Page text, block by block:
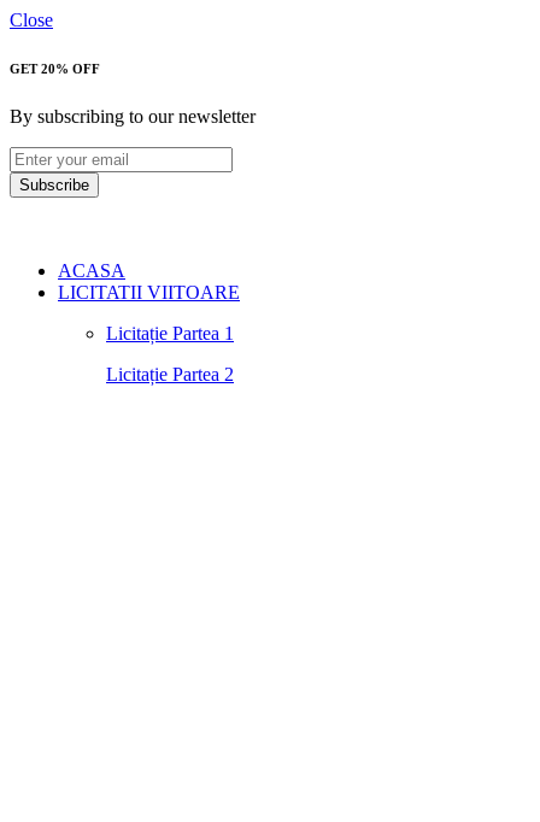
Close
GET 20% OFF
By subscribing to our newsletter
Subscribe
ACASA
LICITATII VIITOARE
Licitație Partea 1
Licitație Partea 2